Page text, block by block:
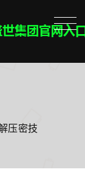
压密技